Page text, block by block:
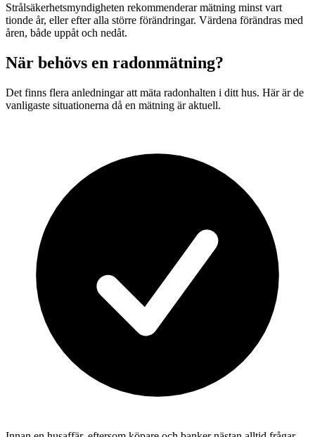
Strålsäkerhetsmyndigheten rekommenderar mätning minst vart
tionde år, eller efter alla större förändringar. Värdena förändras med
åren, både uppåt och nedåt.
När behövs en radonmätning?
Det finns flera anledningar att mäta radonhalten i ditt hus. Här är de
vanligaste situationerna då en mätning är aktuell.